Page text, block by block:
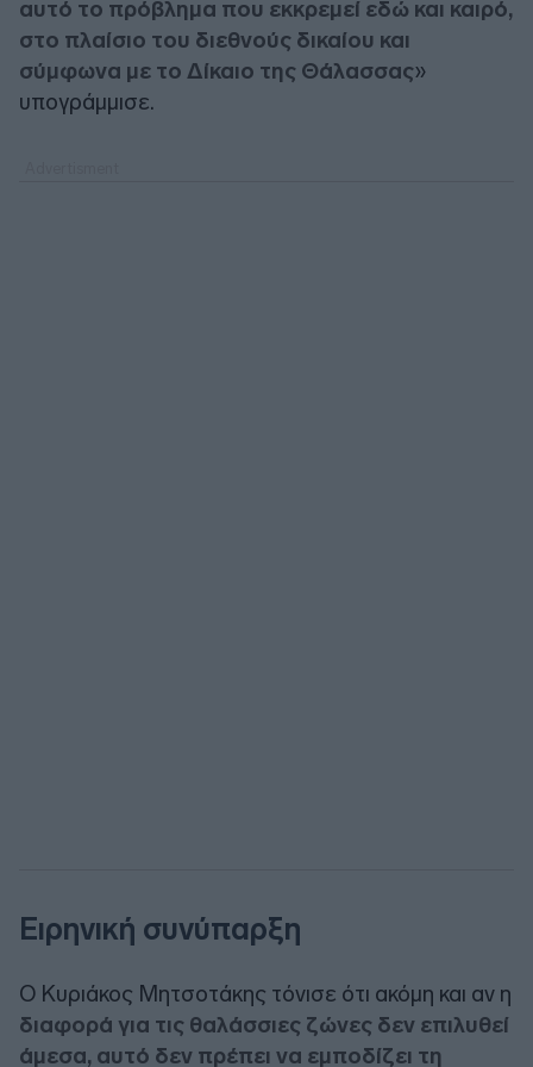
αυτό το πρόβλημα που εκκρεμεί εδώ και καιρό,
στο πλαίσιο του διεθνούς δικαίου και
σύμφωνα με το Δίκαιο της Θάλασσας»
υπογράμμισε.
Ειρηνική συνύπαρξη
Ο Κυριάκος Μητσοτάκης τόνισε ότι ακόμη και αν η
διαφορά για τις θαλάσσιες ζώνες δεν επιλυθεί
άμεσα, αυτό δεν πρέπει να εμποδίζει τη